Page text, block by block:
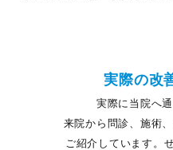
実際の改
実際に当院へ
来院から問診、施術
ご紹介しています。